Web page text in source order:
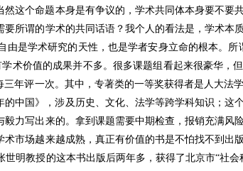
这个命题本身是有争议的，学术共同体本身要不要
所谓的学术的共同话语？我个人的看法是，学术本
是学术研究的天性，也是学者安身立命的根本。所
术价值的成果并不多。很多课题组看起来很豪华，
年评一次。其中，专著类的一等奖获得者是人大法
中国》，涉及历史、文化、法学等跨学科知识；这
力写出来的。拿到课题需要中期检查，报销充满风
市场越来越成熟，真正有价值的书是不怕找不到出
明教授的这本书出版后两年多，获得了北京市“社